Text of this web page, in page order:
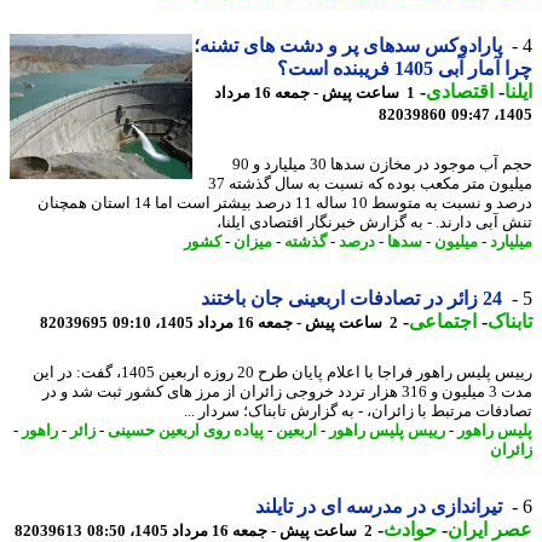
پارادوکس سدهای پر و دشت های تشنه؛
آبی 1405 فریبنده است؟
-اقتصادی-
1 ساعت پیش - جمعه 16 مرداد
82039860
حجم آب موجود در مخازن سدها 30 میلیارد و 90
میلیون متر مکعب بوده که نسبت به سال گذشته 37
درصد و نسبت به متوسط 10 ساله 11 درصد بیشتر است اما 14 استان همچنان
آبی دارند. - به گزارش خبرنگار اقتصادی ایلنا،
-میلیون-سدها-درصد-گذشته-میزان- کشور
24 زائر در تصادفات اربعینی جان باختند
-اجتماعی-2 ساعت پیش - جمعه 16 مرداد 1405، 09:10 82039695
رییس پلیس راهور فراجا با اعلام پایان طرح 20 روزه اربعین 1405، گفت: در این
مدت 3 میلیون و 316 هزار تردد خروجی زائران از مرز های کشور ثبت شد و در
مرتبط با زائران، - به گزارش تابناک؛ سردار ...
راهور -رییس پلیس راهور -اربعین -پیاده روی اربعین حسینی-زائر - راهور -
تیراندازی در مدرسه ای در تایلند
ایران- حوادث -2 ساعت پیش - جمعه 16 مرداد 1405، 08:50 82039613